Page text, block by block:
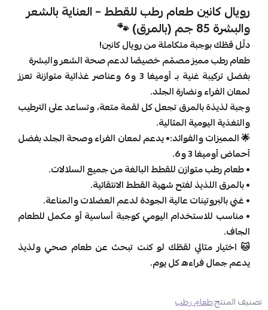
رويال كانين طعام رطب للقطط – العناية بالشعر
والبشرة 85 جم (بالمرق) 🐾
دلّل قطّك بوجبة متكاملة من رويال كانين!
طعام رطب مميز مصمّم خصيصًا لدعم صحة الشعر والبشرة
بفضل تركيبة غنية بـ أوميغا 3 و6 وعناصر غذائية متوازنة تعزز
لمعان الفراء ونضارة الجلد.
وجبة لذيذة بالمرق تجعل كل لقمة متعة، وتساعد على الترطيب
والتغذية اليومية المثالية.
🌟 المميزات والفوائد:• يدعم لمعان الفراء وصحة الجلد بفضل
أحماض أوميغا 3 و6.
• طعام رطب متوازن للقطط البالغة من جميع السلالات.
• بالمرق اللذيذ لفتح شهية القطط الانتقائية.
• غني بالبروتينات عالية الجودة لدعم العضلات والمناعة.
• مناسب للاستخدام اليومي كوجبة أساسية أو مكمل للطعام
الجاف.
🐱 اختيار مثالي لقطّك لو كنت تبحث عن طعام صحي ولذيذ
يدعم جمال فراءه كل يوم.
تصنيف المنتج:طعام رطب